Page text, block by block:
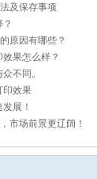
及保存事项
原因有哪些？
果怎么样？
不同。
印效果
展！
市场前景更辽阔！